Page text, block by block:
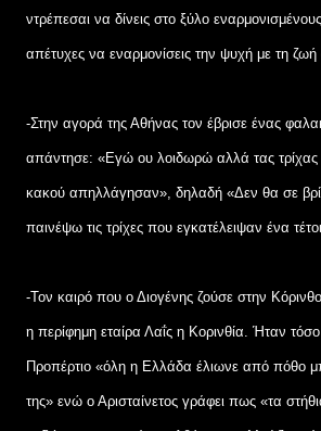
ντρέπεσαι να δίνεις στο ξύλο
απέτυχες να εναρμονίσεις την ψυχή με τη
-Στην αγορά της Αθήνας τον έβρισε ένας
απάντησε: «Εγώ ου λοιδωρώ αλλά τας τρίχας
κακού απηλλάγησαν», δηλαδή «Δεν θα σε
παινέψω τις τρίχες που εγκατέλειψαν ένα
-Τον καιρό που ο Διογένης ζούσε στην
η περίφημη εταίρα Λαΐς η Κορινθία. Ήταν
Προπέρτιο «όλη η Ελλάδα έλιωνε από πόθο
της» ενώ ο Αρισταίνετος γράφει πως «τα